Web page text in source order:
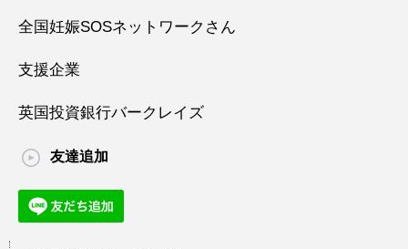
全国妊娠SOSネットワークさん
支援企業
英国投資銀行バークレイズ
友達追加